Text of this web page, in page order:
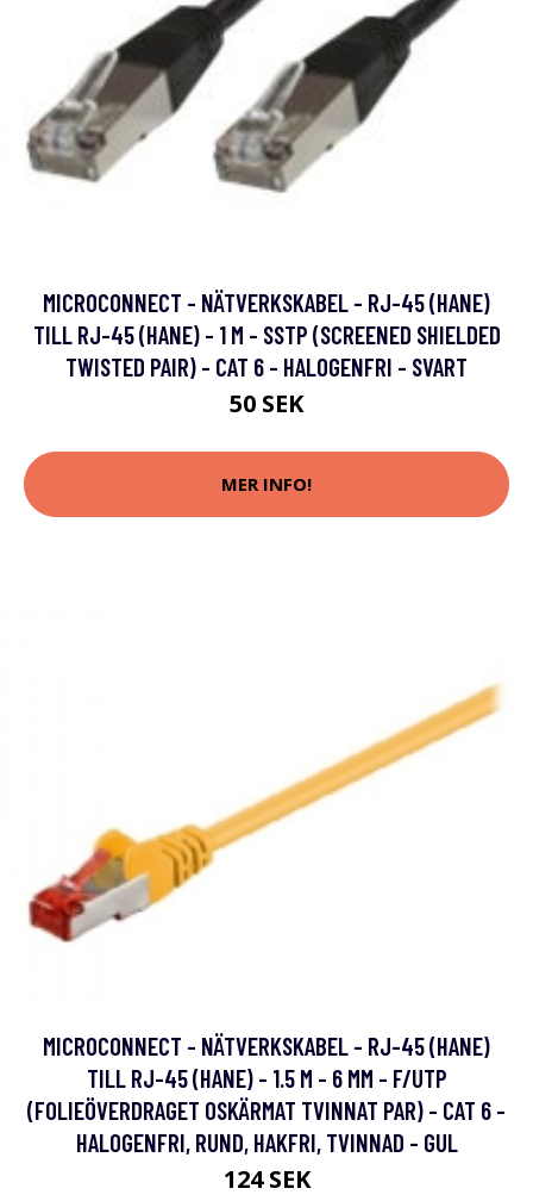
MICROCONNECT - NÄTVERKSKABEL - RJ-45 (HANE)
TILL RJ-45 (HANE) - 1 M - SSTP (SCREENED SHIELDED
TWISTED PAIR) - CAT 6 - HALOGENFRI - SVART
50 SEK
MER INFO!
MICROCONNECT - NÄTVERKSKABEL - RJ-45 (HANE)
TILL RJ-45 (HANE) - 1.5 M - 6 MM - F/UTP
(FOLIEÖVERDRAGET OSKÄRMAT TVINNAT PAR) - CAT 6 -
HALOGENFRI, RUND, HAKFRI, TVINNAD - GUL
124 SEK